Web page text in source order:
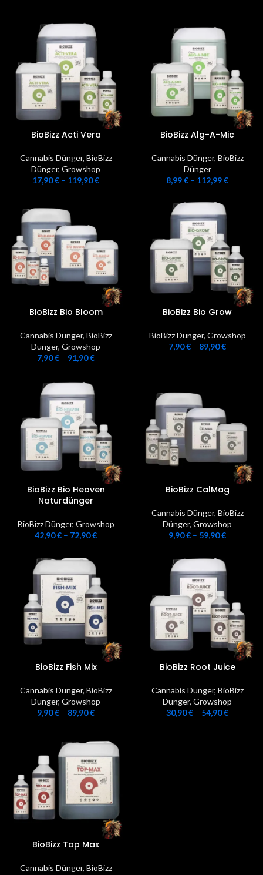
BioBizz Acti Vera
Cannabis Dünger, BioBizz
Dünger, Growshop
17,90€ – 119,90€
BioBizz Alg-A-Mic
Cannabis Dünger, BioBizz
Dünger
8,99€ – 112,99€
BioBizz Bio Bloom
Cannabis Dünger, BioBizz
Dünger, Growshop
7,90€ – 91,90€
BioBizz Bio Grow
BioBizz Dünger, Growshop
7,90€ – 89,90€
BioBizz Bio Heaven
Naturdünger
BioBizz Dünger, Growshop
42,90€ – 72,90€
BioBizz CalMag
Cannabis Dünger, BioBizz
Dünger, Growshop
9,90€ – 59,90€
BioBizz Fish Mix
Cannabis Dünger, BioBizz
Dünger, Growshop
9,90€ – 89,90€
BioBizz Root Juice
Cannabis Dünger, BioBizz
Dünger, Growshop
30,90€ – 54,90€
BioBizz Top Max
Cannabis Dünger, BioBizz